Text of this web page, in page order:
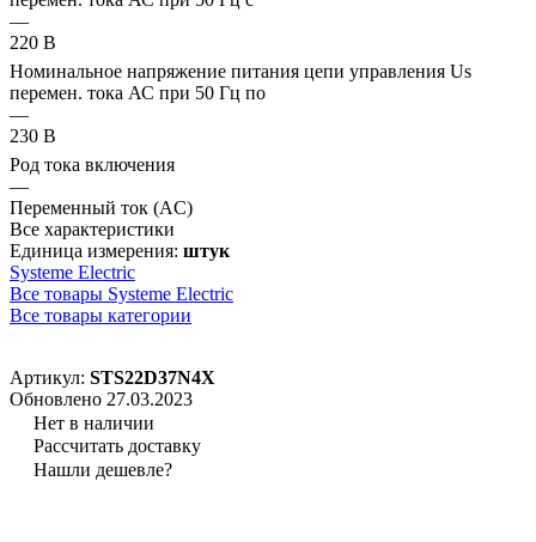
—
220 В
Номинальное напряжение питания цепи управления Us
перемен. тока АС при 50 Гц по
—
230 В
Род тока включения
—
Переменный ток (AC)
Все характеристики
Единица измерения: штук
Systeme Electric
Все товары Systeme Electric
Все товары категории
Артикул: STS22D37N4X
Обновлено 27.03.2023
Нет в наличии
Рассчитать доставку
Нашли дешевле?